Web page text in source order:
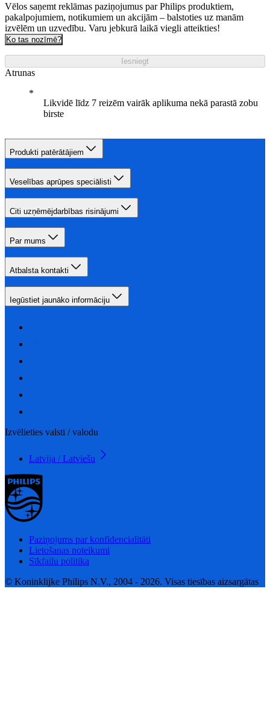
Vēlos saņemt reklāmas paziņojumus par Philips produktiem,
pakalpojumiem, notikumiem un akcijām – balstoties uz manām
izvēlēm un uzvedību. Varu jebkurā laikā viegli atteikties!
Ko tas nozīmē?
Iesniegt
Atrunas
Likvidē līdz 7 reizēm vairāk aplikuma nekā parastā zobu
birste
Produkti patērātājiem
Veselības aprūpes speciālisti
Citi uzņēmējdarbības risinājumi
Par mums
Atbalsta kontakti
Iegūstiet jaunāko informāciju
Izvēlieties valsti / valodu
Latvija / Latviešu
Paziņojums par konfidencialitāti
Lietošanas noteikumi
Sīkfailu politika
© Koninklijke Philips N.V., 2004 - 2026. Visas tiesības aizsargātas